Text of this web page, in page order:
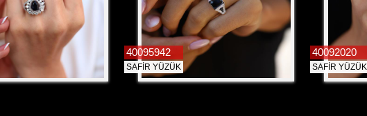
40095942
SAFİR YÜZÜK
40092020
SAFİR YÜZÜK